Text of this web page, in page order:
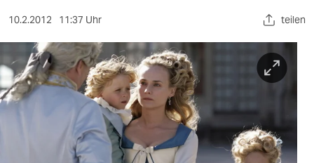
kultur
sport
berlin
nord
wahrheit
10.2.2012 11:37 Uhr teilen